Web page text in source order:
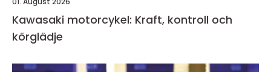
Kawasaki motorcykel: Kraft, kontroll och
körglädje